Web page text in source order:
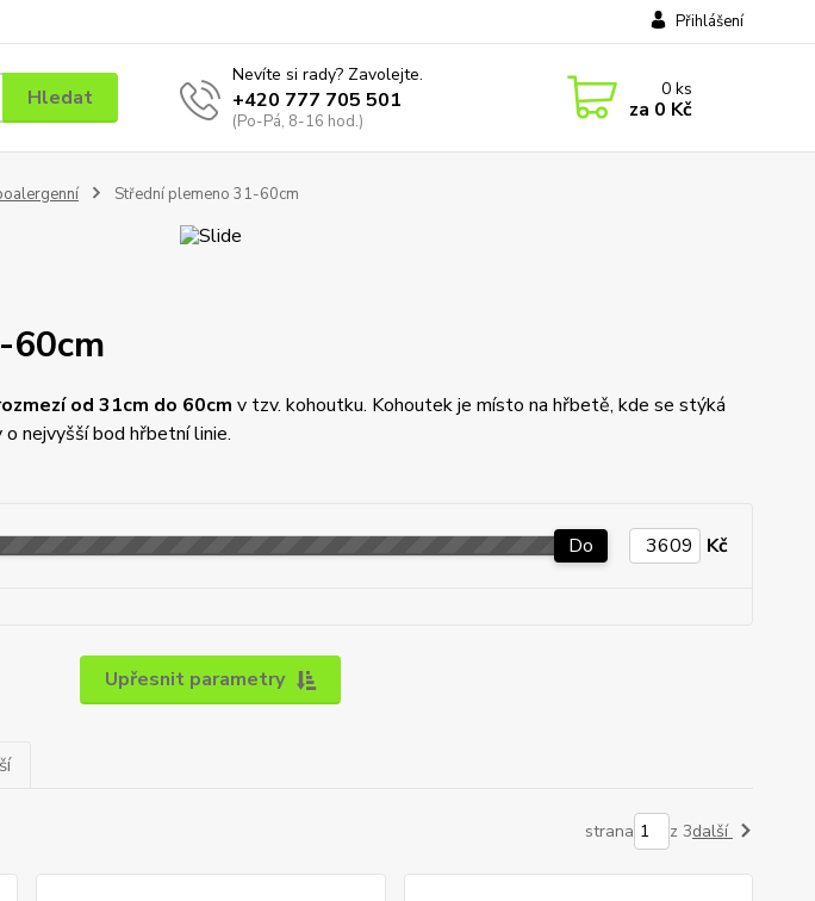
Přihlášení
Hledat
Nevíte si rady? Zavolejte.
+420 777 705 501
(Po-Pá, 8-16 hod.)
0ks
za 0 Kč
Střední plemeno 31-60cm
60cm
od 31cm do 60cm v tzv. kohoutku. Kohoutek je místo na hřbetě, kde se stýká
nejvyšší bod hřbetní linie.
Upřesnit parametry
Do Kč
strana z 3další